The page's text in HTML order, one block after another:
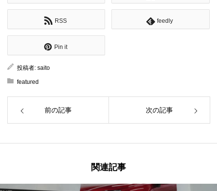
RSS feedly
Pin it
投稿者: saito
featured
前の記事 次の記事
関連記事